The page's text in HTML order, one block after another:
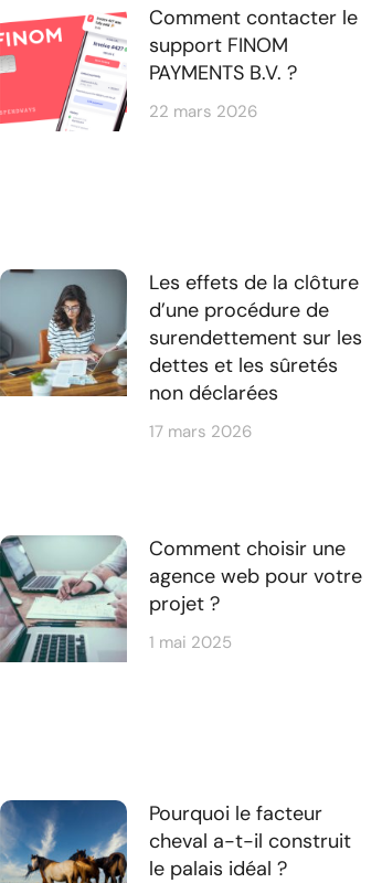
Comment contacter le
support FINOM
PAYMENTS B.V. ?
22 mars 2026
Les effets de la clôture
d’une procédure de
surendettement sur les
dettes et les sûretés
non déclarées
17 mars 2026
Comment choisir une
agence web pour votre
projet ?
1 mai 2025
Pourquoi le facteur
cheval a-t-il construit
le palais idéal ?